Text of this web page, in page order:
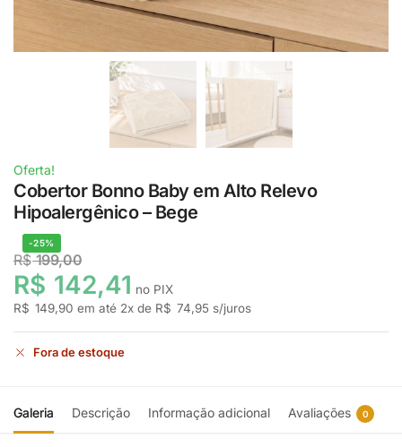
Oferta!
Cobertor Bonno Baby em Alto Relevo
Hipoalergênico – Bege
-25%
R$199,00
R$ 142,41 no PIX
R$ 149,90 em até 2x de R$ 74,95 s/juros
Fora de estoque
Galeria Descrição Informação adicional Avaliações 0